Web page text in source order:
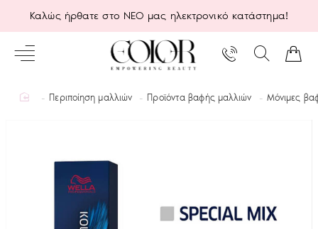
Καλώς ήρθατε στο ΝΕΟ μας ηλεκτρονικό κατάστημα!
homeΠεριποίηση μαλλιών Προϊόντα βαφής μαλλιών Μόνιμες